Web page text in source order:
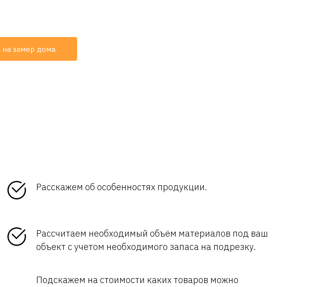
на замер дома
Расскажем об особенностях продукции.
Рассчитаем необходимый объём материалов под ваш
объект с учетом необходимого запаса на подрезку.
Подскажем на стоимости каких товаров можно